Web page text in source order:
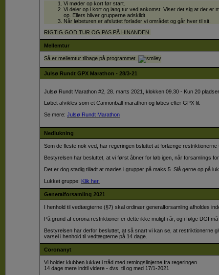
Vi møder op kort før start.
Vi deler op i kort og lang tur ved ankomst. Viser det sig at der er
op. Ellers bliver grupperne adskildt.
Når løbeturen er afsluttet forlader vi området og går hver til sit.
RIGTIG GOD TUR OG PAS PÅ HINANDEN.
Mellemtur
Så er mellemtur tilbage på programmet.
Julsø Rundt GPX Marathon - 28/3-21
Julsø Rundt Marathon #2, 28. marts 2021, klokken 09.30 - Kun 20
Løbet afvikles som et Cannonball-marathon og løbes efter GPX fil.
Se mere: Julsø Rundt Marathon
Nedlukning
Som de fleste nok ved, har regeringen bsluttet at forlænge restriktionerne
Bestyrelsen har besluttet, at vi først åbner for løb igen, når forsamlings
Det er dog stadig tilladt at mødes i grupper på maks 5. Slå gerne op på
Lukket gruppe: Klik her.
Generalforsamling 2021
I henhold til vedtægterne (§7) skal ordinær generalforsamling afholdes
På grund af corona restriktioner er dette ikke muligt i år, og i følge DGI
Bestyrelsen har derfor besluttet, at så snart vi kan se, at restriktionerne
varsel i henhold til vedtægterne på 14 dage.
Coronanyt
Vi holder klubben lukket i tråd med retningslinjerne fra regeringen.
14 dage mere indtil videre - dvs. til og med 17/1-2021